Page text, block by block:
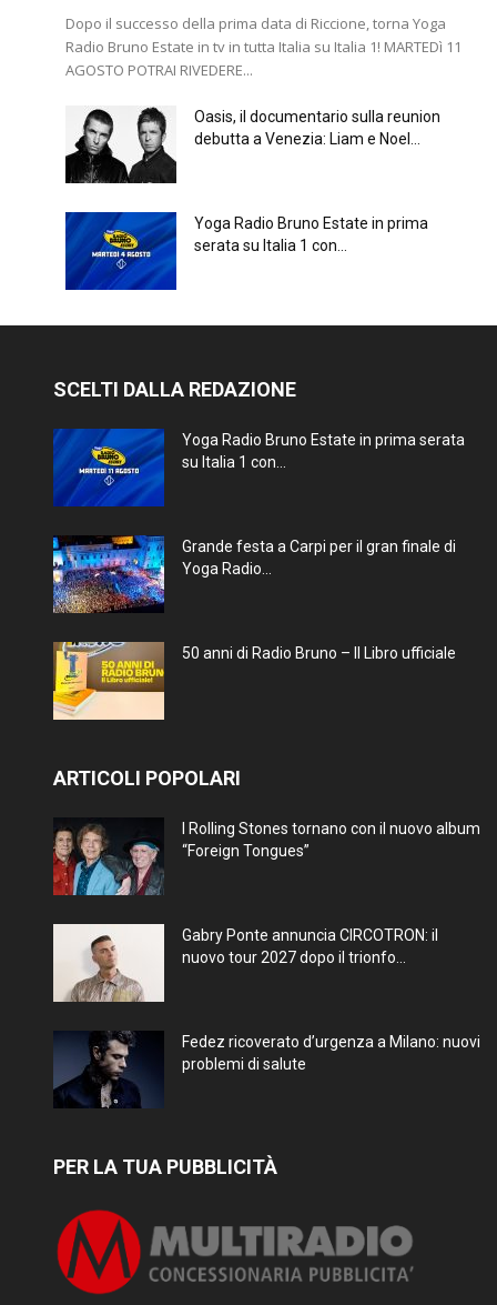
Dopo il successo della prima data di Riccione, torna Yoga
Radio Bruno Estate in tv in tutta Italia su Italia 1! MARTEDì 11
AGOSTO POTRAI RIVEDERE...
Oasis, il documentario sulla reunion
debutta a Venezia: Liam e Noel...
Yoga Radio Bruno Estate in prima
serata su Italia 1 con...
SCELTI DALLA REDAZIONE
Yoga Radio Bruno Estate in prima serata
su Italia 1 con...
Grande festa a Carpi per il gran finale di
Yoga Radio...
50 anni di Radio Bruno – Il Libro ufficiale
ARTICOLI POPOLARI
I Rolling Stones tornano con il nuovo album
“Foreign Tongues”
Gabry Ponte annuncia CIRCOTRON: il
nuovo tour 2027 dopo il trionfo...
Fedez ricoverato d’urgenza a Milano: nuovi
problemi di salute
PER LA TUA PUBBLICITÀ